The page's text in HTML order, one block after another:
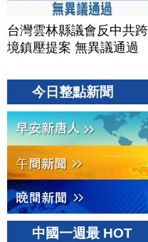
台灣雲林縣議會反中共跨
境鎮壓提案 無異議通過
今日整點新聞
中國一週最 HOT